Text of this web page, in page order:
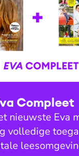
Compleet
nieuwste Eva
volledige